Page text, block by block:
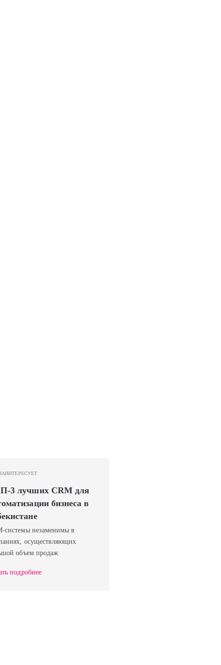
3 лучших CRM для
бизнеса в
системы незаменимы в
осуществляющих
объем продаж
подробнее